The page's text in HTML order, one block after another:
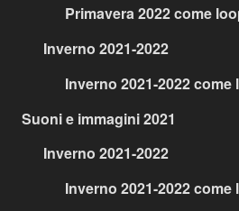
Primavera 2022 come
Inverno 2021-2022
Inverno 2021-2022 come
Suoni e immagini 2021
Inverno 2021-2022
Inverno 2021-2022 come